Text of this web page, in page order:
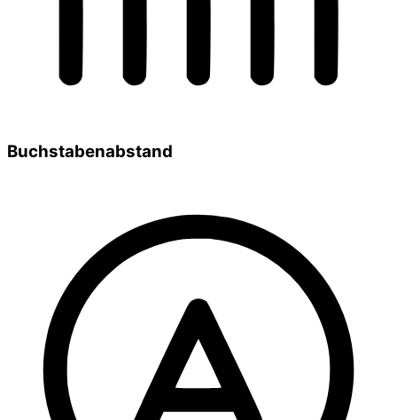
Buchstabenabstand